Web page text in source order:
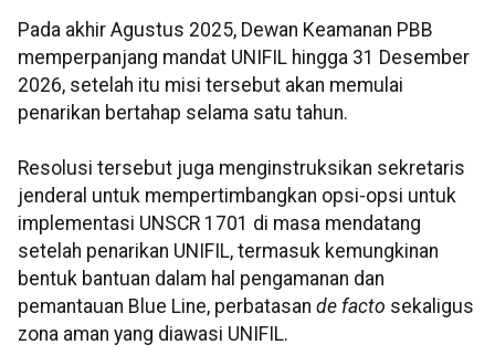
Pada akhir Agustus 2025, Dewan Keamanan PBB
memperpanjang mandat UNIFIL hingga 31 Desember
2026, setelah itu misi tersebut akan memulai
penarikan bertahap selama satu tahun.
Resolusi tersebut juga menginstruksikan sekretaris
jenderal untuk mempertimbangkan opsi-opsi untuk
implementasi UNSCR 1701 di masa mendatang
setelah penarikan UNIFIL, termasuk kemungkinan
bentuk bantuan dalam hal pengamanan dan
pemantauan Blue Line, perbatasan de facto sekaligus
zona aman yang diawasi UNIFIL.